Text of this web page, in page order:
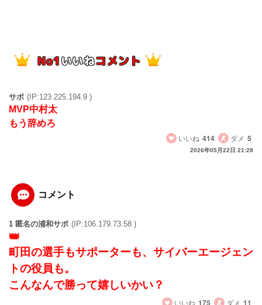
サポ (IP:123.225.194.9 )
MVP中村太
もう辞めろ
いいね 414 ダメ 5
2026年05月22日 21:28
コメント
1 匿名の浦和サポ (IP:106.179.73.58 )
町田の選手もサポーターも、サイバーエージェン
トの役員も。
こんなんで勝って嬉しいかい？
いいね ダメ